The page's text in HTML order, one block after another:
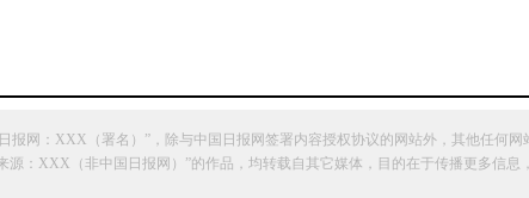
报网：XXX（署名）”，除与中国日报网签署内容授权协议的网站外，其他任何
源：XXX（非中国日报网）”的作品，均转载自其它媒体，目的在于传播更多信